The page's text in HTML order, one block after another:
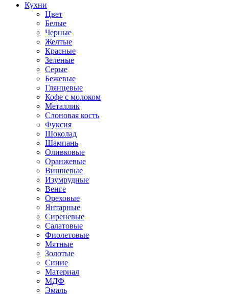
Кухни
Цвет
Белые
Черные
Желтые
Красные
Зеленые
Серые
Бежевые
Глянцевые
Кофе с молоком
Металлик
Слоновая кость
Фуксия
Шоколад
Шампань
Оливковые
Оранжевые
Вишневые
Изумрудные
Венге
Ореховые
Янтарные
Сиреневые
Салатовые
Фиолетовые
Мятные
Золотые
Синие
Материал
МДФ
Эмаль